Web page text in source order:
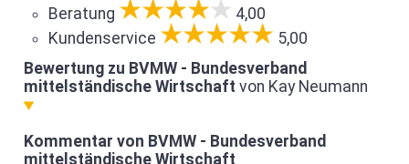
Beratung
4,00
Kundenservice
5,00
Bewertung zu BVMW - Bundesverband
mittelständische Wirtschaft von Kay Neumann
Kommentar von BVMW - Bundesverband
mittelständische Wirtschaft